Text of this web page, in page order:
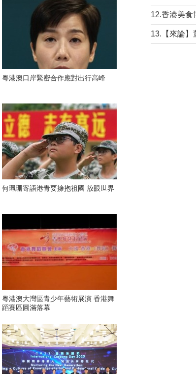
粵港澳口岸緊密合作應對出行高峰
何珮珊寄語港青要擁抱祖國 放眼世界
粵港澳大灣區青少年藝術展演 香港舞
蹈賽區圓滿落幕
13.【來論】